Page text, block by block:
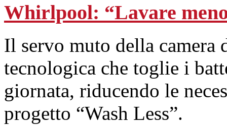
Whirlpool: “Lavare
Il servo muto della camera
tecnologica che toglie i
giornata, riducendo le
progetto “Wash Less”.